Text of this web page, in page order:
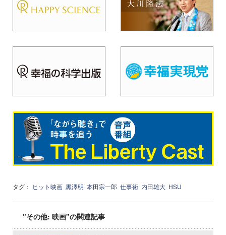
タグ： ヒット映画 黒澤明 本田宗一郎 仕事術 内田雄大 HSU
"その他: 映画"の関連記事